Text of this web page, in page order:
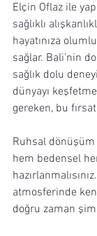
Elçin Oflaz ile
sağlıklı
hayatınıza
sağlar. Bali’nin
sağlık dolu
dünyayı
gereken, bu
Ruhsal dönüşüm
hem bedensel
atmosferinde
doğru zaman